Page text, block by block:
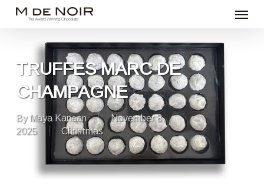
Skip
content
Menu
TRUFFES MARC DE
CHAMPAGNE
By Maya Kanaan
November 8,
2025
Christmas